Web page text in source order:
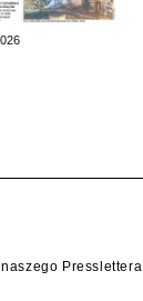
Presslettera